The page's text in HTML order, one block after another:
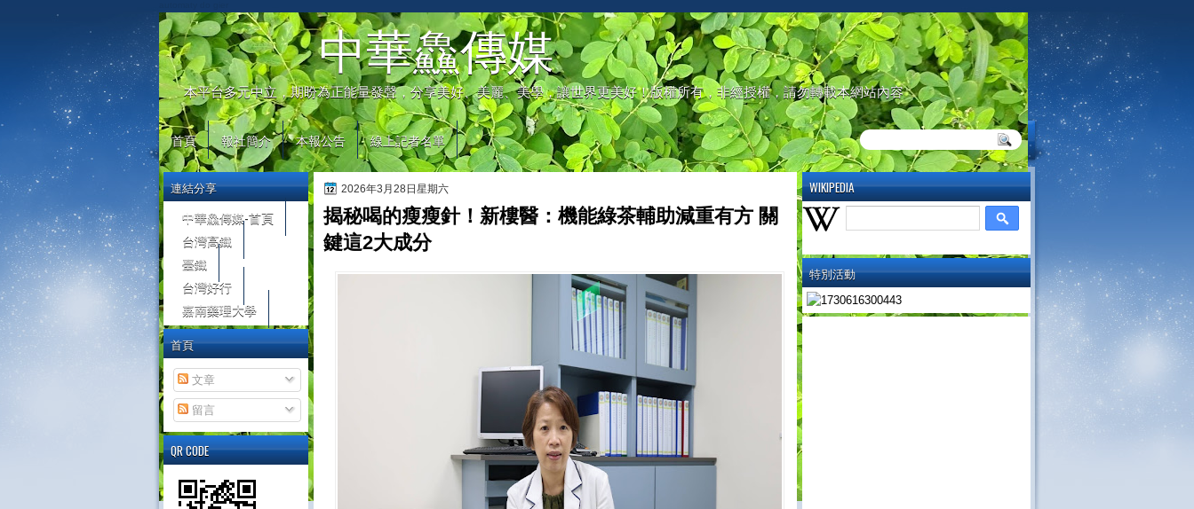
中華鱻傳媒
本平台多元中立，期盼為正能量發聲，分享美好、美麗、美學，讓世界更美好！版權所有，非經授權，請勿轉載本網站內容
首頁 報社簡介 本報公告 線上記者名單
WIKIPEDIA
特別活動
2026年3月28日星期六
揭秘喝的瘦瘦針！新樓醫：機能綠茶輔助減重有方 關
鍵這2大成分
連結分享
中華鱻傳媒-首頁
台灣高鐵
臺鐵
台灣好行
嘉南藥理大學
首頁
文章
留言
QR CODE